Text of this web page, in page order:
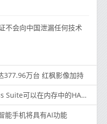
不会向中国泄漏任何技术
377.96万台 红枫影像加持
可以在内存中的HANA上运行
能手机将具有AI功能